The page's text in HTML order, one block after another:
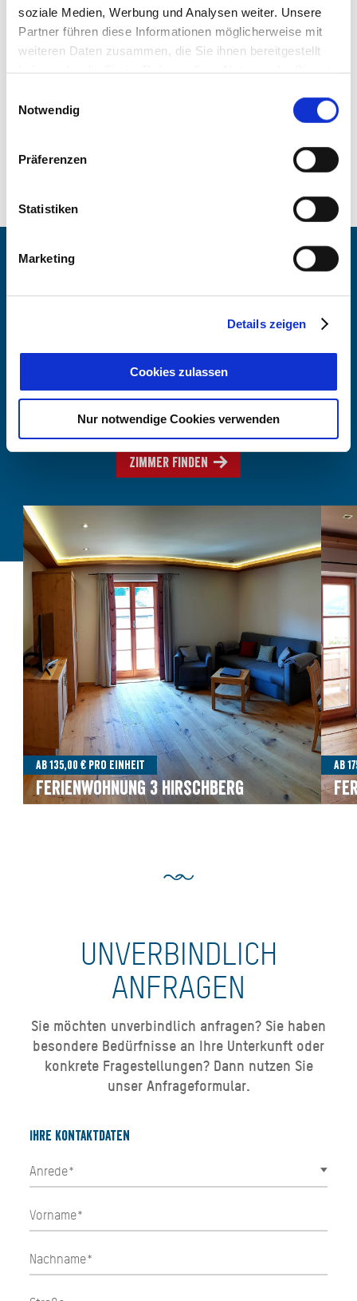
soziale Medien, Werbung und Analysen weiter. Unsere
Partner führen diese Informationen möglicherweise mit
weiteren Daten zusammen, die Sie ihnen bereitgestellt
haben oder die Sie im Rahmen Ihrer Nutzung der Dienste
Cookies, wenn Sie unsere Webseite weiterhin nutzen.
Notwendig
Präferenzen
Statistiken
Marketing
Details zeigen
Cookies zulassen
Nur notwendige Cookies verwenden
BEI HAGNHOF AM SEE
BUCHEN
-
Anzahl Personen
Zimmer finden
Ab 135,00 € pro Einheit
Ferienwohnung 3 Hirschberg
Ab
UNVERBINDLICH
ANFRAGEN
Sie möchten unverbindlich anfragen? Sie haben
besondere Bedürfnisse an Ihre Unterkunft oder
konkrete Fragestellungen? Dann nutzen Sie
unser Anfrageformular.
Ihre Kontaktdaten